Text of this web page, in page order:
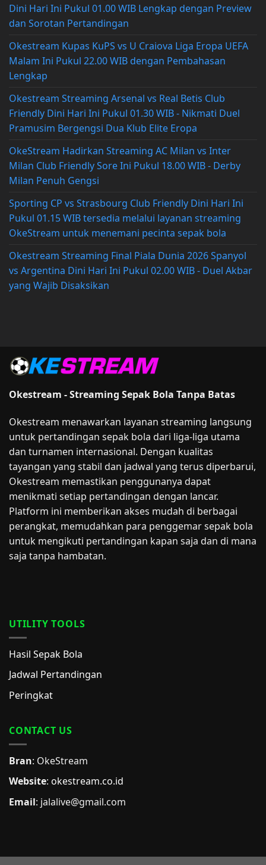
Dini Hari Ini Pukul 01.00 WIB Lengkap dengan Preview
dan Sorotan Pertandingan
Okestream Kupas KuPS vs U Craiova Liga Eropa UEFA
Malam Ini Pukul 22.00 WIB dengan Pembahasan
Lengkap
Okestream Streaming Arsenal vs Real Betis Club
Friendly Dini Hari Ini Pukul 01.30 WIB - Nikmati Duel
Pramusim Bergengsi Dua Klub Elite Eropa
OkeStream Hadirkan Streaming AC Milan vs Inter
Milan Club Friendly Sore Ini Pukul 18.00 WIB - Derby
Milan Penuh Gengsi
Sporting CP vs Strasbourg Club Friendly Dini Hari Ini
Pukul 01.15 WIB tersedia melalui layanan streaming
OkeStream untuk menemani pecinta sepak bola
Okestream Streaming Final Piala Dunia 2026 Spanyol
vs Argentina Dini Hari Ini Pukul 02.00 WIB - Duel Akbar
yang Wajib Disaksikan
Okestream - Streaming Sepak Bola Tanpa Batas
Okestream menawarkan layanan streaming langsung
untuk pertandingan sepak bola dari liga-liga utama
dan turnamen internasional. Dengan kualitas
tayangan yang stabil dan jadwal yang terus diperbarui,
Okestream memastikan penggunanya dapat
menikmati setiap pertandingan dengan lancar.
Platform ini memberikan akses mudah di berbagai
perangkat, memudahkan para penggemar sepak bola
untuk mengikuti pertandingan kapan saja dan di mana
saja tanpa hambatan.
UTILITY TOOLS
Hasil Sepak Bola
Jadwal Pertandingan
Peringkat
CONTACT US
Bran: OkeStream
Website: okestream.co.id
Email: jalalive@gmail.com